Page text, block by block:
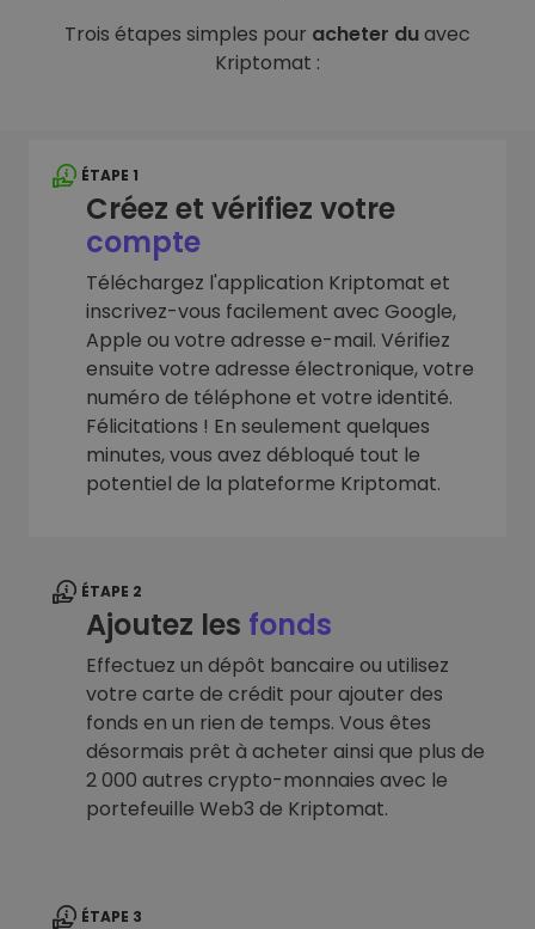
Trois étapes simples pour acheter duavec
Kriptomat :
ÉTAPE 1
Créez et vérifiez votre
compte
Téléchargez l'application Kriptomat et
inscrivez-vous facilement avec Google,
Apple ou votre adresse e-mail. Vérifiez
ensuite votre adresse électronique, votre
numéro de téléphone et votre identité.
Félicitations ! En seulement quelques
minutes, vous avez débloqué tout le
potentiel de la plateforme Kriptomat.
ÉTAPE 2
Ajoutez les fonds
Effectuez un dépôt bancaire ou utilisez
votre carte de crédit pour ajouter des
fonds en un rien de temps. Vous êtes
désormais prêt à acheter ainsi que plus de
2 000 autres crypto-monnaies avec le
portefeuille Web3 de Kriptomat.
ÉTAPE 3